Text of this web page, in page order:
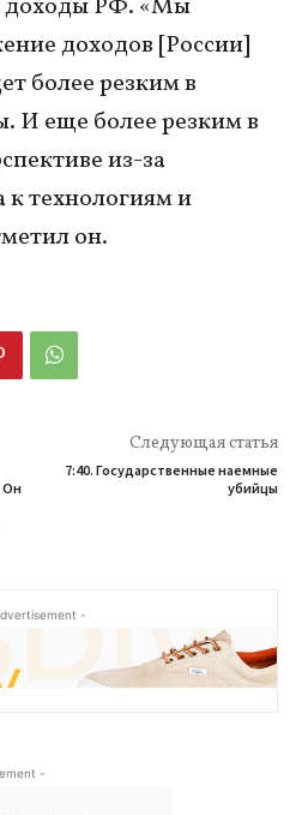
доходы РФ. «Мы
доходов [России]
более резким в
И еще более резким в
из-за
к технологиям и
он.
Он
Следующая статья
7:40. Государственные наемные
убийцы
-
-